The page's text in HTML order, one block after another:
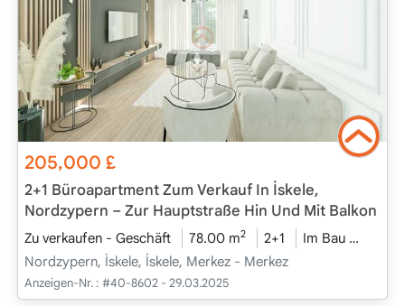
205,000£
2+1 Büroapartment Zum Verkauf In İskele,
Nordzypern – Zur Hauptstraße Hin Und Mit Balkon
Zu verkaufen - Geschäft 78.00 m2 2+1 Im Bau
Nordzypern, İskele, İskele, Merkez - Merkez
Anzeigen-Nr. : #40-8602 - 29.03.2025